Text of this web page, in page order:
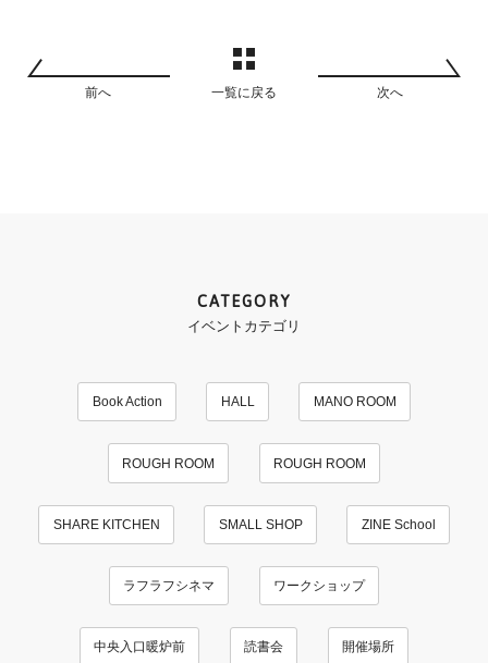
前へ 一覧に戻る 次へ
CATEGORY
イベントカテゴリ
Book Action HALL MANO ROOM
ROUGH ROOM ROUGH ROOM
SHARE KITCHEN SMALL SHOP ZINE School
ラフラフシネマ ワークショップ
中央入口暖炉前 読書会 開催場所